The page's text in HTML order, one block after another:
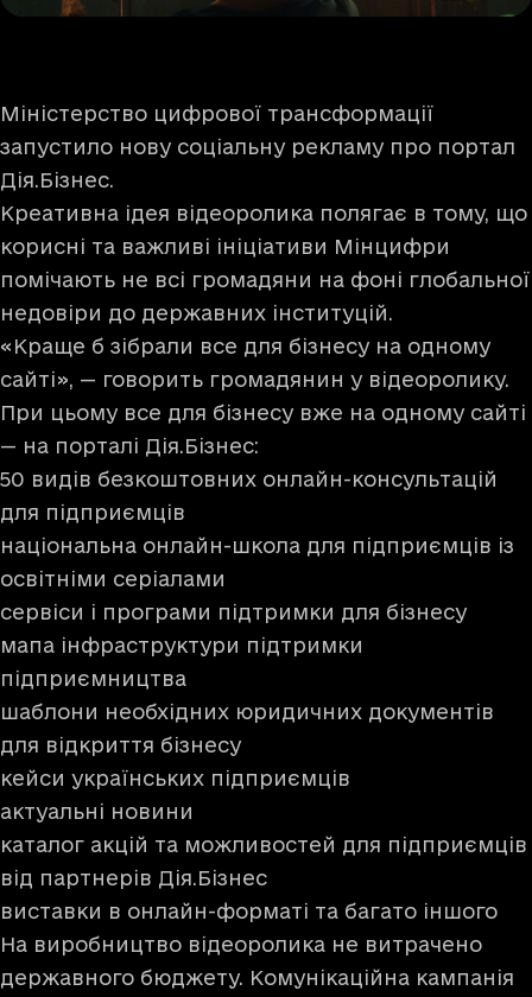
Міністерство цифрової трансформації
запустило нову соціальну рекламу про портал
Дія.Бізнес.
Креативна ідея відеоролика полягає в тому, що
корисні та важливі ініціативи Мінцифри
помічають не всі громадяни на фоні глобальної
недовіри до державних інституцій.
«Краще б зібрали все для бізнесу на одному
сайті», — говорить громадянин у відеоролику.
При цьому все для бізнесу вже на одному сайті
— на порталі Дія.Бізнес:
50 видів безкоштовних онлайн-консультацій
для підприємців
національна онлайн-школа для підприємців із
освітніми серіалами
сервіси і програми підтримки для бізнесу
мапа інфраструктури підтримки
підприємництва
шаблони необхідних юридичних документів
для відкриття бізнесу
кейси українських підприємців
актуальні новини
каталог акцій та можливостей для підприємців
від партнерів Дія.Бізнес
виставки в онлайн-форматі та багато іншого
На виробництво відеоролика не витрачено
державного бюджету. Комунікаційна кампанія